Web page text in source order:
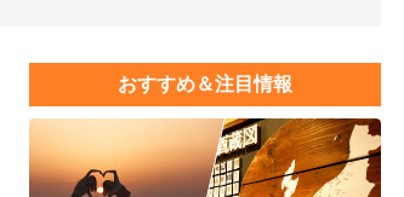
おすすめ＆注目情報